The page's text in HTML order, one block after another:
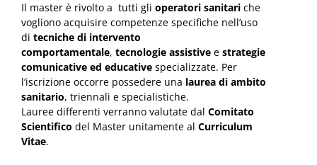
Il master è rivolto a tutti gli operatori sanitari che
vogliono acquisire competenze specifiche nell’uso
di tecniche di intervento
comportamentale, tecnologie assistive e strategie
comunicative ed educative specializzate. Per
l’iscrizione occorre possedere una laurea di ambito
sanitario, triennali e specialistiche.
Lauree differenti verranno valutate dal Comitato
Scientifico del Master unitamente al Curriculum
Vitae.